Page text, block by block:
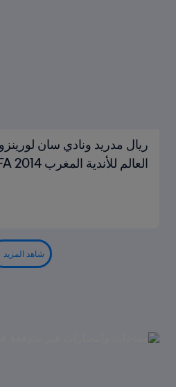
ريال مدريد ونادي سان
العالم للأندية المغرب 2014 FIFA | فيديو ملخص
شاهد المزيد